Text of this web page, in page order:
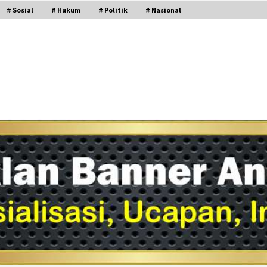
# Sosial # Hukum # Politik # Nasional